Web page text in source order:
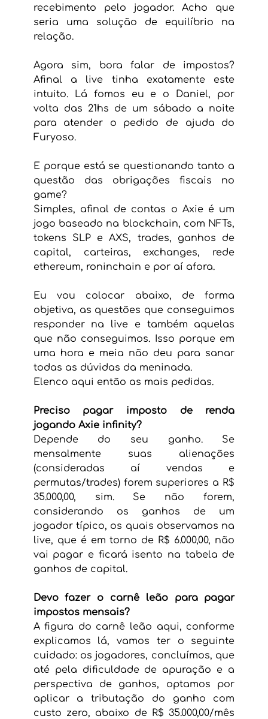
recebimento pelo jogador. Acho que
seria uma solução de equilíbrio na
relação.
Agora sim, bora falar de impostos?
Afinal a live tinha exatamente este
intuito. Lá fomos eu e o Daniel, por
volta das 21hs de um sábado a noite
para atender o pedido de ajuda do
Furyoso.
E porque está se questionando tanto a
questão das obrigações fiscais no
game?
Simples, afinal de contas o Axie é um
jogo baseado na blockchain, com NFTs,
tokens SLP e AXS, trades, ganhos de
capital, carteiras, exchanges, rede
ethereum, roninchain e por aí afora.
Eu vou colocar abaixo, de forma
objetiva, as questões que conseguimos
responder na live e também aquelas
que não conseguimos. Isso porque em
uma hora e meia não deu para sanar
todas as dúvidas da meninada.
Elenco aqui então as mais pedidas.
Preciso pagar imposto de renda
jogando Axie infinity?
Depende do seu ganho. Se
mensalmente suas alienações
(consideradas aí vendas e
permutas/trades) forem superiores a R$
35.000,00, sim. Se não forem,
considerando os ganhos de um
jogador típico, os quais observamos na
live, que é em torno de R$ 6.000,00, não
vai pagar e ficará isento na tabela de
ganhos de capital.
Devo fazer o carnê leão para pagar
impostos mensais?
A figura do carnê leão aqui, conforme
explicamos lá, vamos ter o seguinte
cuidado: os jogadores, concluímos, que
até pela dificuldade de apuração e a
perspectiva de ganhos, optamos por
aplicar a tributação do ganho com
custo zero, abaixo de R$ 35.000,00/mês